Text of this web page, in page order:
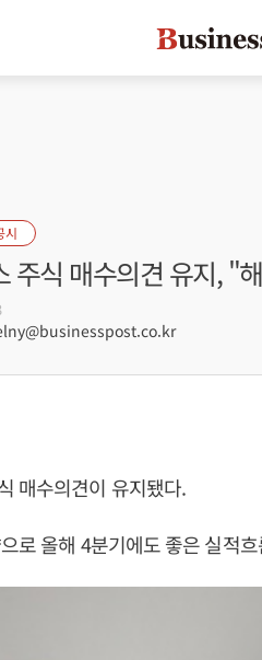
시
주식 매수의견 유지, "
매수의견이 유지됐다.
로 올해 4분기에도 좋은 실적